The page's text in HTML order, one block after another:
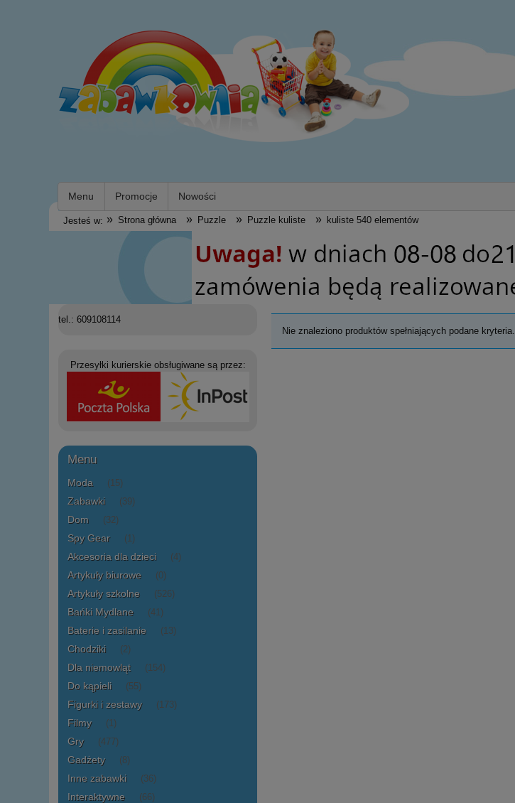
Menu Promocje Nowości
Jesteś w: » Strona główna » Puzzle » Puzzle kuliste » kuliste 540 elementów
tel.: 609108114
Przesyłki kurierskie obsługiwane są przez:
Menu
Moda (15)
Zabawki (39)
Dom (32)
Spy Gear (1)
Akcesoria dla dzieci (4)
Artykuły biurowe (0)
Artykuły szkolne (526)
Bańki Mydlane (41)
Baterie i zasilanie (13)
Chodziki (2)
Dla niemowląt (154)
Do kąpieli (55)
Figurki i zestawy (173)
Filmy (1)
Gry (477)
Gadżety (8)
Inne zabawki (36)
Interaktywne (66)
Nie znaleziono produktów spełniających podane kryteria.